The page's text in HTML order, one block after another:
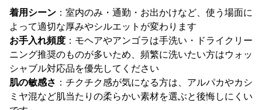
着用シーン ：室内のみ・通勤・お出かけなど、使う場面に
よって適切な厚みやシルエットが変わります
お手入れ頻度 ：モヘアやアンゴラは手洗い・ドライクリー
ニング推奨のものが多いため、頻繁に洗いたい方はウォッ
シャブル対応品を優先してください
肌の敏感さ ：チクチク感が気になる方は、アルパカやカシ
ミヤ混など肌当たりの柔らかい素材を選ぶと後悔しにくい